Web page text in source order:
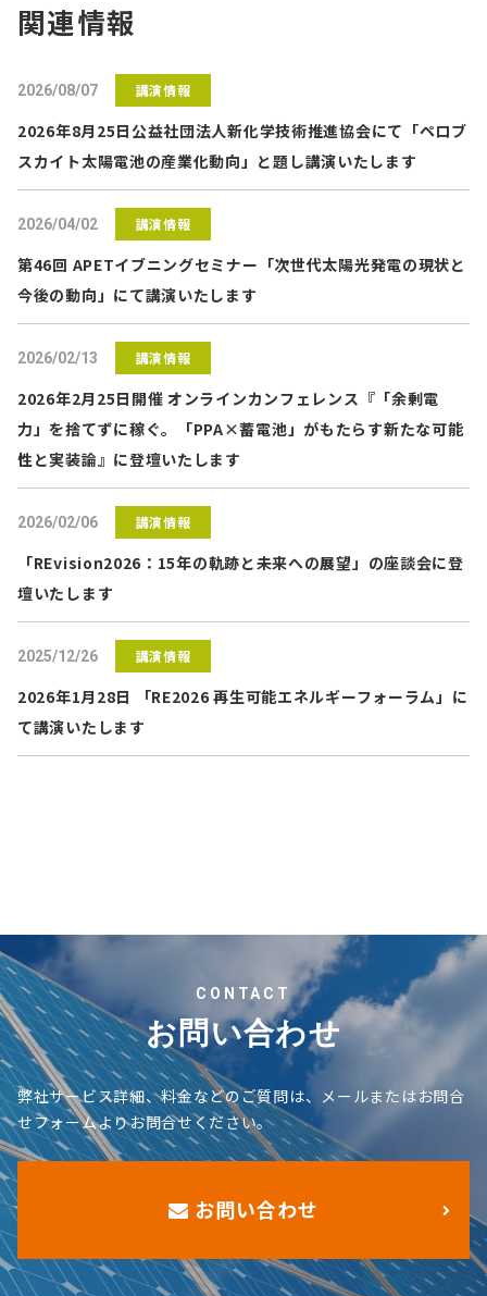
関連情報
2026/08/07 講演情報
2026年8月25日公益社団法人新化学技術推進協会にて「ペロブ
スカイト太陽電池の産業化動向」と題し講演いたします
2026/04/02 講演情報
第46回 APETイブニングセミナー「次世代太陽光発電の現状と
今後の動向」にて講演いたします
2026/02/13 講演情報
2026年2月25日開催 オンラインカンフェレンス『「余剰電
力」を捨てずに稼ぐ。「PPA×蓄電池」がもたらす新たな可能
性と実装論』に登壇いたします
2026/02/06 講演情報
「REvision2026：15年の軌跡と未来への展望」の座談会に登
壇いたします
2025/12/26 講演情報
2026年1月28日 「RE2026 再生可能エネルギーフォーラム」に
て講演いたします
CONTACT
お問い合わせ
弊社サービス詳細、料金などのご質問は、メールまたはお問合
せフォームよりお問合せください。
お問い合わせ